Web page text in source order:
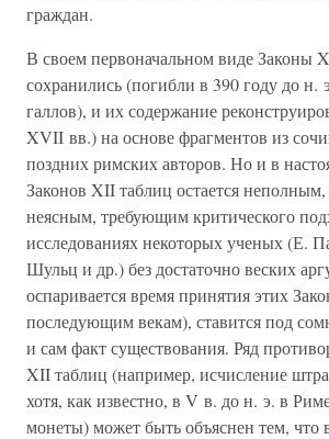
граждан.
В своем первоначальном виде Законы
сохранились (погибли в 390 году до н.
галлов), и их содержание
XVII вв.) на основе фрагментов из
поздних римских авторов. Но и в
Законов XII таблиц остается неполным,
неясным, требующим критического
исследованиях некоторых ученых (Е.
Шульц и др.) без достаточно веских
оспаривается время принятия этих
последующим векам), ставится под
и сам факт существования. Ряд
XII таблиц (например, исчисление
хотя, как известно, в V в. до н. э. в
монеты) может быть объяснен тем, что